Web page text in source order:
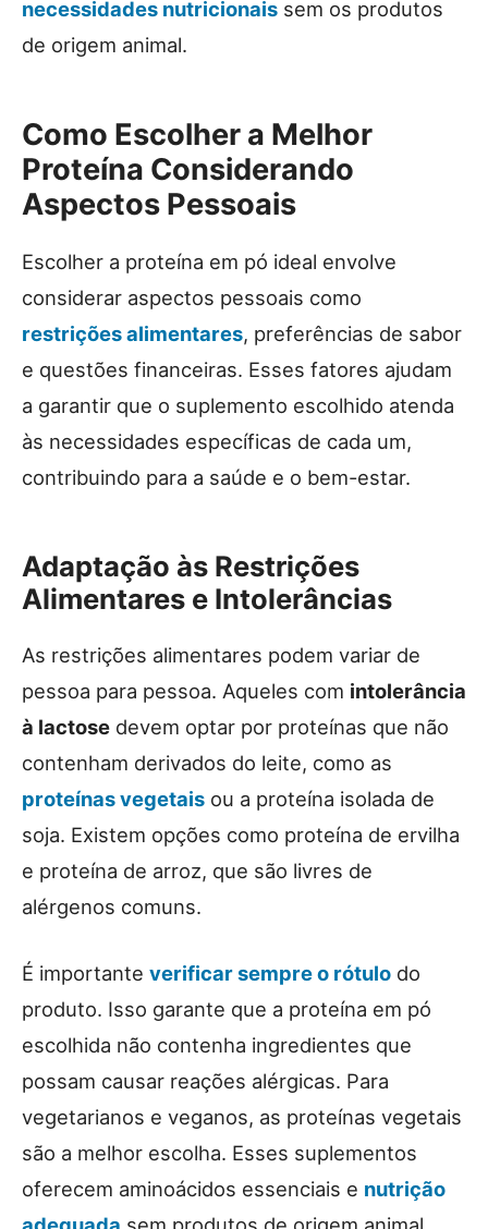
necessidades nutricionais sem os produtos
de origem animal.
Como Escolher a Melhor
Proteína Considerando
Aspectos Pessoais
Escolher a proteína em pó ideal envolve
considerar aspectos pessoais como
restrições alimentares, preferências de sabor
e questões financeiras. Esses fatores ajudam
a garantir que o suplemento escolhido atenda
às necessidades específicas de cada um,
contribuindo para a saúde e o bem-estar.
Adaptação às Restrições
Alimentares e Intolerâncias
As restrições alimentares podem variar de
pessoa para pessoa. Aqueles com intolerância
à lactose devem optar por proteínas que não
contenham derivados do leite, como as
proteínas vegetais ou a proteína isolada de
soja. Existem opções como proteína de ervilha
e proteína de arroz, que são livres de
alérgenos comuns.
É importante verificar sempre o rótulo do
produto. Isso garante que a proteína em pó
escolhida não contenha ingredientes que
possam causar reações alérgicas. Para
vegetarianos e veganos, as proteínas vegetais
são a melhor escolha. Esses suplementos
oferecem aminoácidos essenciais e nutrição